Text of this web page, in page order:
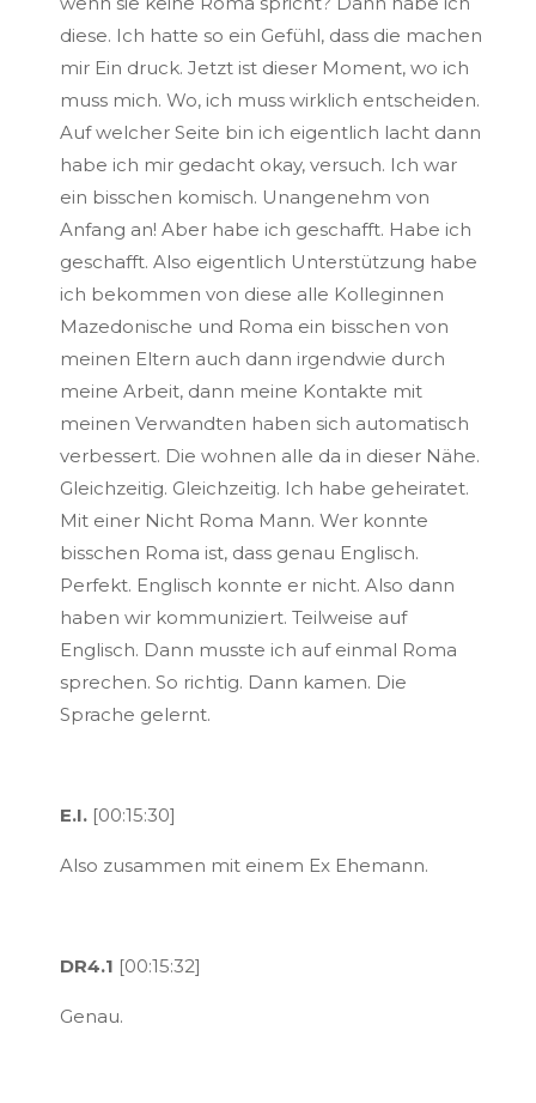
diese. Ich hatte so ein Gefühl, dass die machen
mir Ein druck. Jetzt ist dieser Moment, wo ich
muss mich. Wo, ich muss wirklich entscheiden.
Auf welcher Seite bin ich eigentlich lacht dann
habe ich mir gedacht okay, versuch. Ich war
ein bisschen komisch. Unangenehm von
Anfang an! Aber habe ich geschafft. Habe ich
geschafft. Also eigentlich Unterstützung habe
ich bekommen von diese alle Kolleginnen
Mazedonische und Roma ein bisschen von
meinen Eltern auch dann irgendwie durch
meine Arbeit, dann meine Kontakte mit
meinen Verwandten haben sich automatisch
verbessert. Die wohnen alle da in dieser Nähe.
Gleichzeitig. Gleichzeitig. Ich habe geheiratet.
Mit einer Nicht Roma Mann. Wer konnte
bisschen Roma ist, dass genau Englisch.
Perfekt. Englisch konnte er nicht. Also dann
haben wir kommuniziert. Teilweise auf
Englisch. Dann musste ich auf einmal Roma
sprechen. So richtig. Dann kamen. Die
Sprache gelernt.
E.I. [00:15:30]
Also zusammen mit einem Ex Ehemann.
DR4.1 [00:15:32]
Genau.